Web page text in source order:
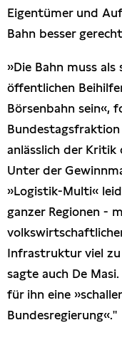
Eigentümer und
Bahn besser
»Die Bahn muss
öffentlichen
Börsenbahn sein«,
Bundestagsfraktion
anlässlich der Kritik
Unter der
»Logistik-Multi«
ganzer Regionen -
Infrastruktur viel zu
sagte auch De
für ihn eine
Bundesregierung«."